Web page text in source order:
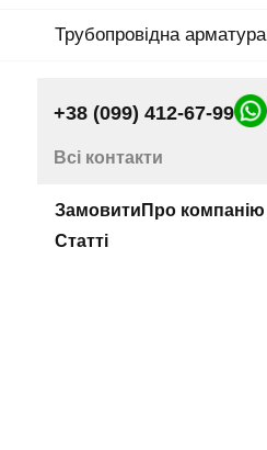
Трубопровідна арматура
+38 (099) 412-67-99
Всі контакти
Замовити
Статті
Про компанію